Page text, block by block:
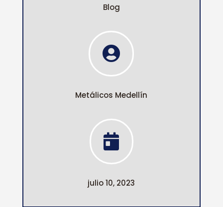
Blog

Metálicos Medellín

julio 10, 2023